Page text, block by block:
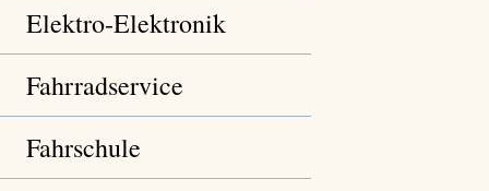
Elektro-Elektronik
Fahrradservice
Fahrschule